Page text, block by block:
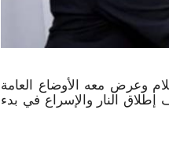
وعرض معه الأوضاع العامة
النار والإسراع في بدء